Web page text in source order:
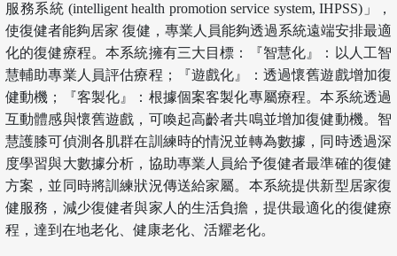
服務系統 (intelligent health promotion service system, IHPSS)」，
使復健者能夠居家 復健，專業人員能夠透過系統遠端安排最適
化的復健療程。本系統擁有三大目標：『智慧化』：以人工智
慧輔助專業人員評估療程；『遊戲化』：透過懷舊遊戲增加復
健動機；『客製化』：根據個案客製化專屬療程。本系統透過
互動體感與懷舊遊戲，可喚起高齡者共鳴並增加復健動機。智
慧護膝可偵測各肌群在訓練時的情況並轉為數據，同時透過深
度學習與大數據分析，協助專業人員給予復健者最準確的復健
方案，並同時將訓練狀況傳送給家屬。本系統提供新型居家復
健服務，減少復健者與家人的生活負擔，提供最適化的復健療
程，達到在地老化、健康老化、活耀老化。